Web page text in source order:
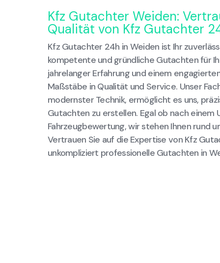
Kfz Gutachter Weiden:
Qualität von Kfz Gutachter
Kfz Gutachter 24h in Weiden ist Ihr
kompetente und gründliche Gutachten für
jahrelanger Erfahrung und einem
Maßstäbe in Qualität und Service. Unser
modernster Technik, ermöglicht es uns,
Gutachten zu erstellen. Egal ob nach einem
Fahrzeugbewertung, wir stehen Ihnen rund
Vertrauen Sie auf die Expertise von Kfz
unkompliziert professionelle Gutachten in